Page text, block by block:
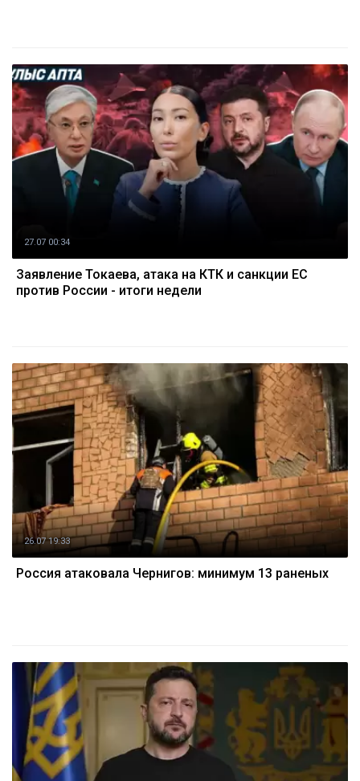
27.07 00:34
Заявление Токаева, атака на КТК и санкции ЕС
против России - итоги недели
26.07 19:33
Россия атаковала Чернигов: минимум 13 раненых